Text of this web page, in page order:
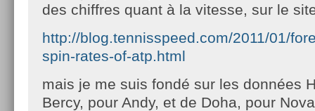
des chiffres quant à la vitesse, sur le
http://blog.tennisspeed.com/2011/01/
spin-rates-of-atp.html
mais je me suis fondé sur les données
Bercy, pour Andy, et de Doha, pour